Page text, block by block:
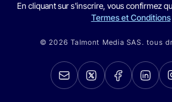
En cliquant sur s'inscrire, vous confirmez
Termes et Conditions
© 2026 Talmont Media SAS. tous